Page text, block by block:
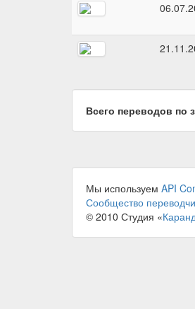
Всего переводов по
Мы используем API
Сообщество
© 2010 Студия «